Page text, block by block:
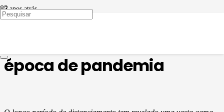
5 anos atrás
EU PROFESSOR
época de pandemia